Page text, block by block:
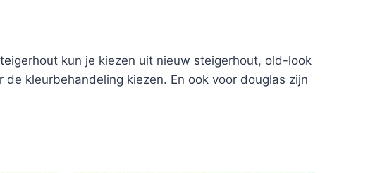
kun je kiezen uit nieuw steigerhout, old-look
kleurbehandeling kiezen. En ook voor douglas zijn